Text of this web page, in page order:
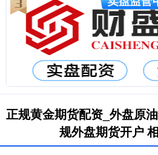
正规黄金期货配资_外盘原
规外盘期货开户